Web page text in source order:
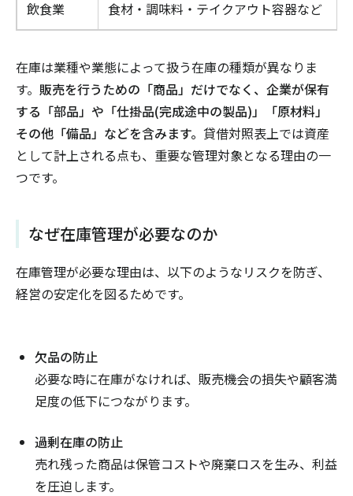
飲食業 食材・調味料・テイクアウト容器など
在庫は業種や業態によって扱う在庫の種類が異なりま
す。 販売を行うための「商品」だけでなく、企業が保有
する「部品」や「仕掛品(完成途中の製品)」「原材料」
その他「備品」などを含みます。 貸借対照表上では資産
として計上される点も、重要な管理対象となる理由の一
つです。
なぜ在庫管理が必要なのか
在庫管理が必要な理由は、以下のようなリスクを防ぎ、
経営の安定化を図るためです。
欠品の防止
必要な時に在庫がなければ、販売機会の損失や顧客満
足度の低下につながります。
過剰在庫の防止
売れ残った商品は保管コストや廃棄ロスを生み、利益
を圧迫します。